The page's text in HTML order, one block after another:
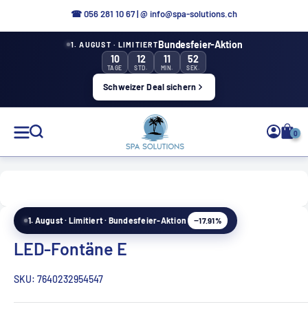
☎ 056 281 10 67|@ info@spa-solutions.ch
1. AUGUST · LIMITIERTBundesfeier-Aktion
10
TAGE
12
STD.
11
MIN.
51
SEK.
Schweizer Deal sichern
Solutions
de
0
1. August · Limitiert · Bundesfeier-Aktion −17.91%
LED-Fontäne E
SKU: 7640232954547